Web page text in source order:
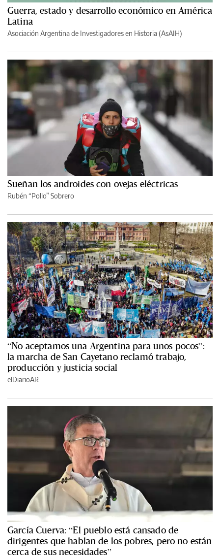
Guerra, estado y desarrollo económico en América
Latina
Asociación Argentina de Investigadores en Historia (AsAIH)
Sueñan los androides con ovejas eléctricas
Rubén “Pollo” Sobrero
“No aceptamos una Argentina para unos pocos”:
la marcha de San Cayetano reclamó trabajo,
producción y justicia social
elDiarioAR
García Cuerva: “El pueblo está cansado de
dirigentes que hablan de los pobres, pero no están
cerca de sus necesidades”